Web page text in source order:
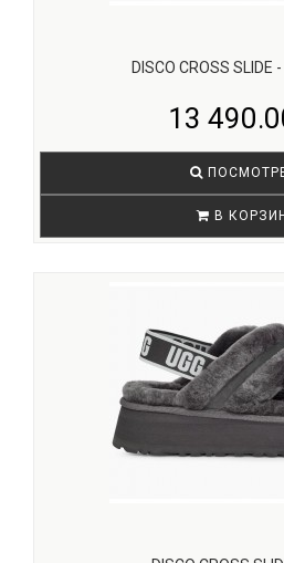
DISCO CROSS SLIDE
13
В